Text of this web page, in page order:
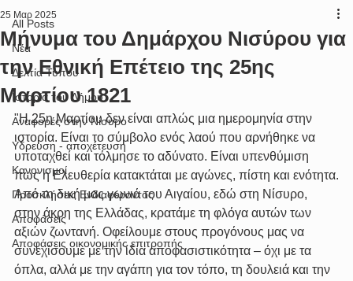
All Posts
Νέα
Δελτία Τύπου
Ιστορία του Δήμου
Αναφορές στην Νίσυρο
Υδρευση - αποχέτευση
Κανονισμοί
Προσκλήσεις Ενδιαφέροντος
Αποφάσεις
Αποφάσεις οικονομικής επιτροπής
Μήνυμα του Δημάρχου Νισύρου για
την Εθνική Επέτειο της 25ης
Μαρτίου 1821
25 Μαρ 2025
"Η 25η Μαρτίου δεν είναι απλώς μια ημερομηνία στην
ιστορία. Είναι το σύμβολο ενός λαού που αρνήθηκε να
υποταχθεί και τόλμησε το αδύνατο. Είναι υπενθύμιση
πως η Ελευθερία κατακτάται με αγώνες, πίστη και ενότητα.
Από τη δική μας γωνιά του Αιγαίου, εδώ στη Νίσυρο,
στην άκρη της Ελλάδας, κρατάμε τη φλόγα αυτών των
αξιών ζωντανή. Οφείλουμε στους προγόνους μας να
συνεχίσουμε με την ίδια αποφασιστικότητα – όχι με τα
όπλα, αλλά με την αγάπη για τον τόπο, τη δουλειά και την